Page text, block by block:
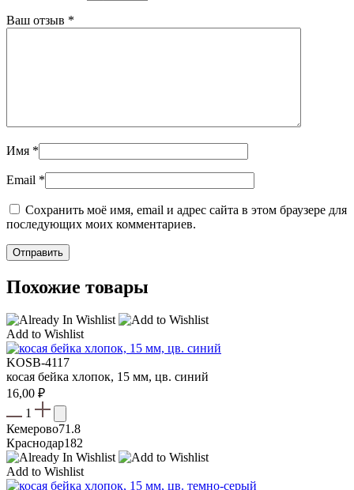
Ваш отзыв *
Имя *
Email *
Сохранить моё имя, email и адрес сайта в этом браузере для
последующих моих комментариев.
Похожие товары
Add to Wishlist
KOSB-4117
косая бейка хлопок, 15 мм, цв. синий
16,00 ₽
1
Кемерово71.8
Краснодар182
Add to Wishlist